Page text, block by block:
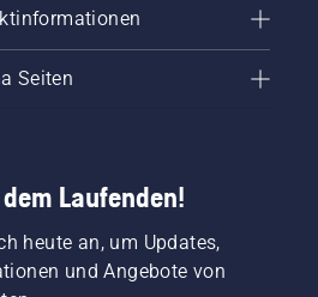
Seiten
Laufenden!
heute an, um Updates,
und Angebote von